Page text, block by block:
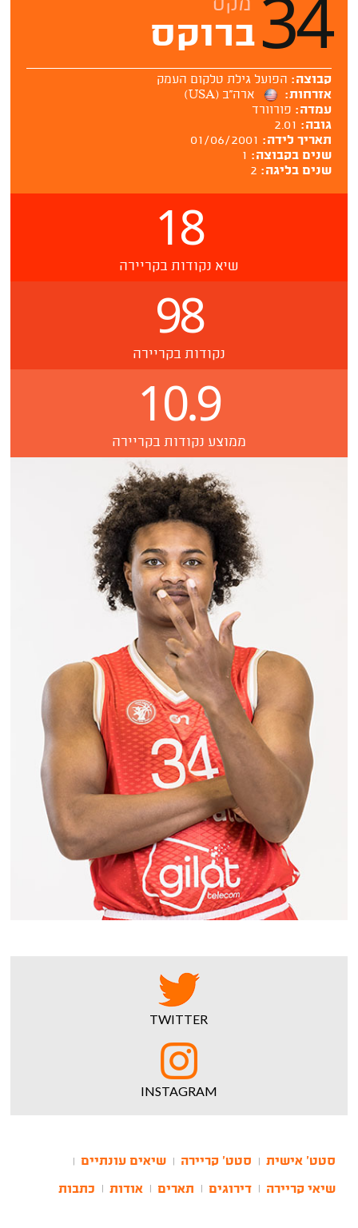
34 מקס
ברוקס
קבוצה: הפועל גילת טלקום העמק
אזרחות:
ארה''ב (USA)
עמדה: פורוורד
גובה: 2.01
תאריך לידה: 01/06/2001
שנים בקבוצה: 1
שנים בליגה: 2
18
שיא נקודות בקריירה
98
נקודות בקריירה
10.9
ממוצע נקודות בקריירה
TWITTER
INSTAGRAM
סטט' אישית סטט' קריירה שיאים עונתיים
שיאי קריירה דירוגים תארים אודות כתבות